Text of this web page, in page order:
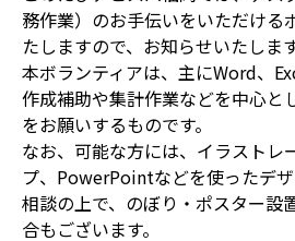
務作業）のお手伝いをいただける
たしますので、お知らせいたします
本ボランティアは、主にWord、
作成補助や集計作業などを中心と
をお願いするものです。
なお、可能な方には、イラストレ
プ、PowerPointなどを使ったデ
相談の上で、のぼり・ポスター設
合もございます。